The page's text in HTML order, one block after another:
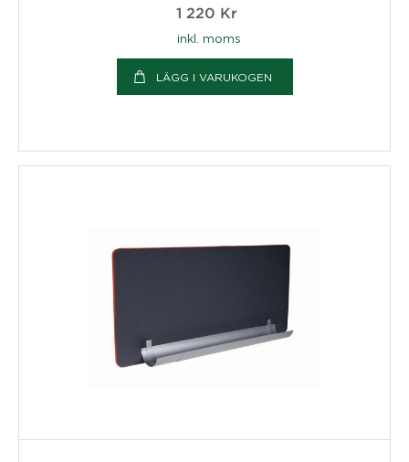
1 220 Kr
inkl. moms
LÄGG I VARUKOGEN